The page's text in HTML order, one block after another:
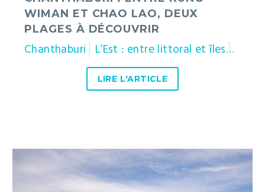
WIMAN ET CHAO LAO, DEUX
PLAGES À DÉCOUVRIR
Chanthaburi L’Est : entre littoral et îles
LIRE L'ARTICLE
Chanthaburi